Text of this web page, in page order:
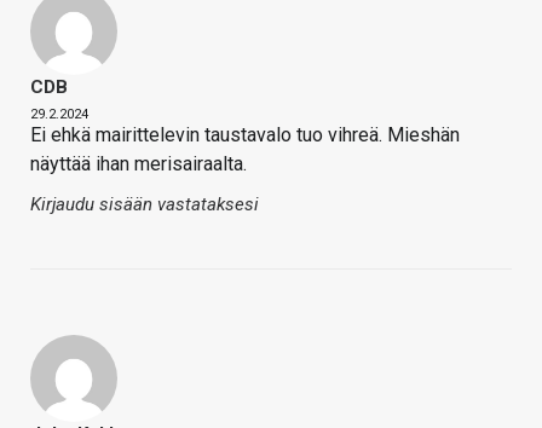
CDB
29.2.2024
Ei ehkä mairittelevin taustavalo tuo vihreä. Mieshän
näyttää ihan merisairaalta.
Kirjaudu sisään vastataksesi